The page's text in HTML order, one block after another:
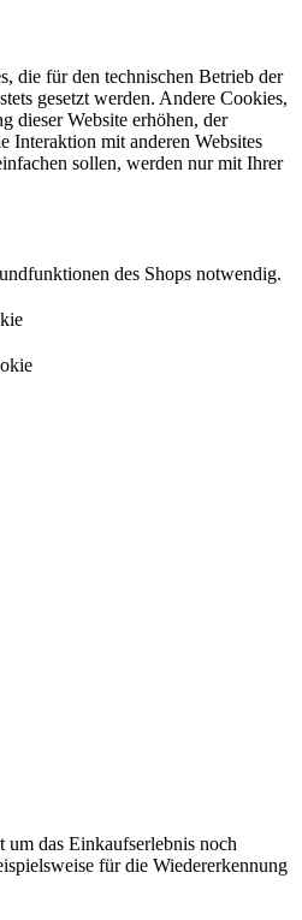
die für den technischen Betrieb der
gesetzt werden. Andere Cookies,
dieser Website erhöhen, der
Interaktion mit anderen Websites
sollen, werden nur mit Ihrer
des Shops notwendig.
das Einkaufserlebnis noch
für die Wiedererkennung